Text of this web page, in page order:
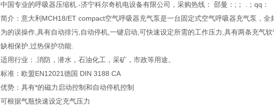
中国专业的呼吸器压缩机.-济宁科尔奇机电设备有限公司，采购热线： 邵曼：;； .；qq：
简介：意大利MCH18/ET compact空气呼吸器充气泵是一台固定式空气呼吸器充气泵，
为的误操作,具有自动排污,自动停机,一键启动,可快速设定所需的工作压力,具有两条充气
缺相保护,过热保护功能.
适用行业：.消防，潜水，石油化工，采矿，市政等用途。
标准：欧盟EN12021德国 DIN 3188 CA
优势：具有*的磁力启动控制和自动停机控制
可根据气瓶快速设定充气压力